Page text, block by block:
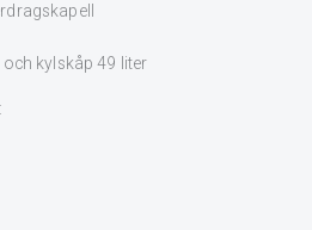
kylskåp 49 liter